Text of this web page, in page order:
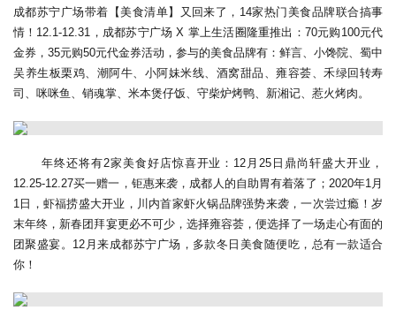
成都苏宁广场带着【美食清单】又回来了，14家热门美食品牌联合搞事
情！12.1-12.31，成都苏宁广场 X 掌上生活圈隆重推出：70元购100元代
金券，35元购50元代金券活动，参与的美食品牌有：鲜言、小馋院、蜀中
吴养生板栗鸡、潮阿牛、小阿妹米线、酒窝甜品、雍容荟、禾绿回转寿
司、咪咪鱼、销魂掌、米本煲仔饭、守柴炉烤鸭、新湘记、惹火烤肉。
年终还将有2家美食好店惊喜开业：12月25日鼎尚轩盛大开业，
12.25-12.27买一赠一，钜惠来袭，成都人的自助胃有着落了；2020年1月
1日，虾福捞盛大开业，川内首家虾火锅品牌强势来袭，一次尝过瘾！岁
末年终，新春团拜宴更必不可少，选择雍容荟，便选择了一场走心有面的
团聚盛宴。12月来成都苏宁广场，多款冬日美食随便吃，总有一款适合
你！